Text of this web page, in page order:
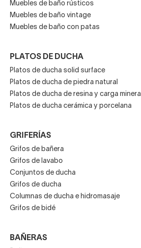
Muebles de baño rústicos
Muebles de baño vintage
Muebles de baño con patas
PLATOS DE DUCHA
Platos de ducha solid surface
Platos de ducha de piedra natural
Platos de ducha de resina y carga mineral
Platos de ducha cerámica y porcelana
GRIFERÍAS
Grifos de bañera
Grifos de lavabo
Conjuntos de ducha
Grifos de ducha
Columnas de ducha e hidromasaje
Grifos de bidé
BAÑERAS